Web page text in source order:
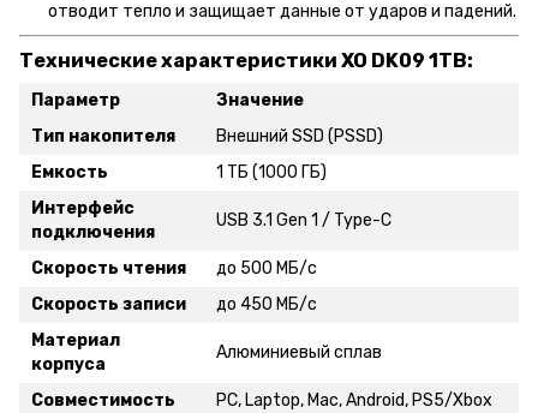
отводит тепло и защищает данные от ударов и падений.
Технические характеристики XO DK09 1TB:
Параметр
Значение
Тип накопителя
Внешний SSD (PSSD)
Емкость
1 ТБ (1000 ГБ)
Интерфейс
подключения
USB 3.1 Gen 1 / Type-C
Скорость чтения
до 500 МБ/с
Скорость записи
до 450 МБ/с
Материал
корпуса
Алюминиевый сплав
Совместимость PC, Laptop, Mac, Android, PS5/Xbox